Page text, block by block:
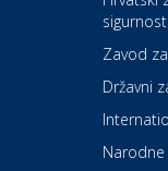
Dom i
Zavod
Državni
Narodne